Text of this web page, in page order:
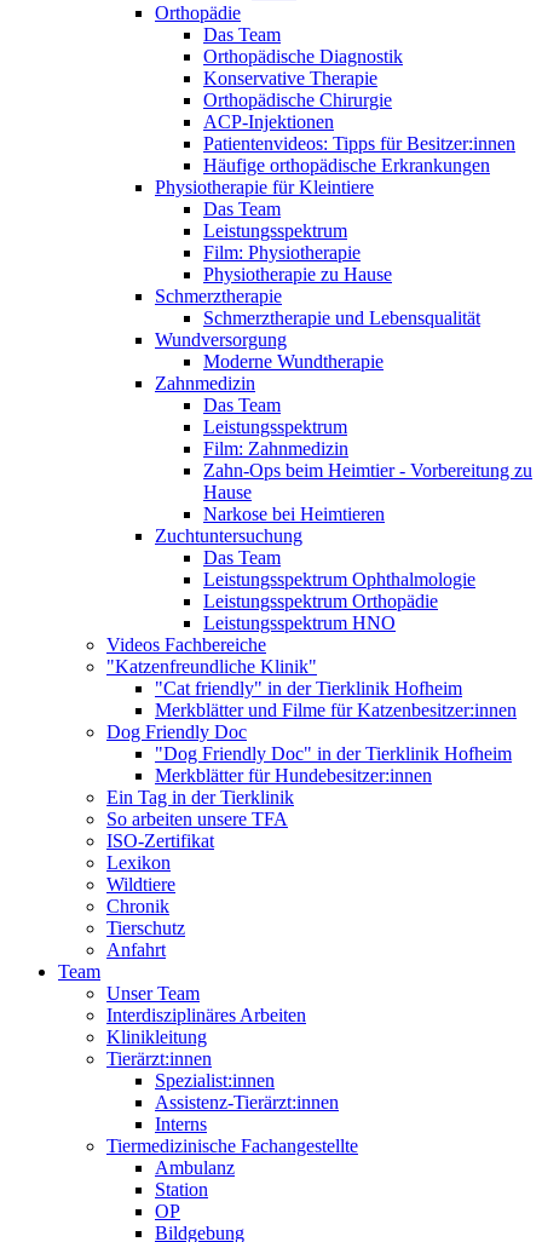
Orthopädie
Das Team
Orthopädische Diagnostik
Konservative Therapie
Orthopädische Chirurgie
ACP-Injektionen
Patientenvideos: Tipps für Besitzer:innen
Häufige orthopädische Erkrankungen
Physiotherapie für Kleintiere
Das Team
Leistungsspektrum
Film: Physiotherapie
Physiotherapie zu Hause
Schmerztherapie
Schmerztherapie und Lebensqualität
Wundversorgung
Moderne Wundtherapie
Zahnmedizin
Das Team
Leistungsspektrum
Film: Zahnmedizin
Zahn-Ops beim Heimtier - Vorbereitung zu
Hause
Narkose bei Heimtieren
Zuchtuntersuchung
Das Team
Leistungsspektrum Ophthalmologie
Leistungsspektrum Orthopädie
Leistungsspektrum HNO
Videos Fachbereiche
"Katzenfreundliche Klinik"
"Cat friendly" in der Tierklinik Hofheim
Merkblätter und Filme für Katzenbesitzer:innen
Dog Friendly Doc
"Dog Friendly Doc" in der Tierklinik Hofheim
Merkblätter für Hundebesitzer:innen
Ein Tag in der Tierklinik
So arbeiten unsere TFA
ISO-Zertifikat
Lexikon
Wildtiere
Chronik
Tierschutz
Anfahrt
Team
Unser Team
Interdisziplinäres Arbeiten
Klinikleitung
Tierärzt:innen
Spezialist:innen
Assistenz-Tierärzt:innen
Interns
Tiermedizinische Fachangestellte
Ambulanz
Station
OP
Bildgebung